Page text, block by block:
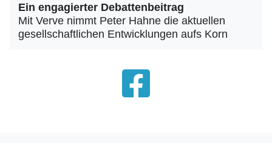
Ein engagierter Debattenbeitrag
Mit Verve nimmt Peter Hahne die aktuellen
gesellschaftlichen Entwicklungen aufs Korn